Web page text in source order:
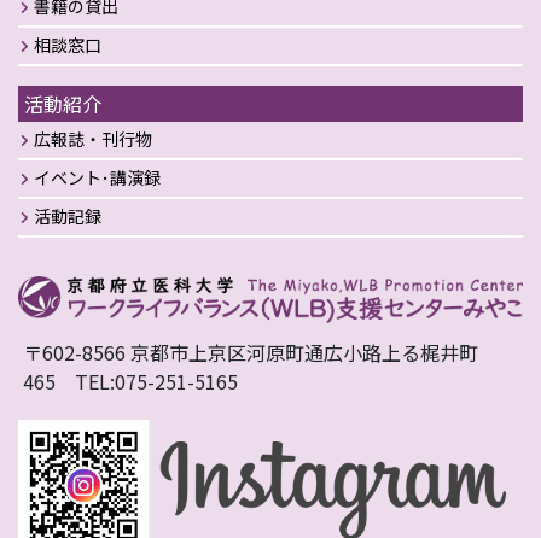
書籍の貸出
相談窓口
活動紹介
広報誌・刊行物
イベント･講演録
活動記録
〒602-8566 京都市上京区河原町通広小路上る梶井町
465 TEL:075-251-5165